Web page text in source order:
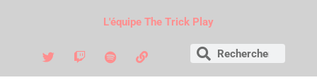
L'équipe The Trick Play